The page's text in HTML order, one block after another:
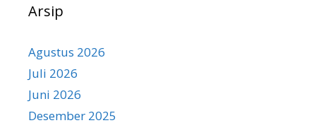
Arsip
Agustus 2026
Juli 2026
Juni 2026
Desember 2025